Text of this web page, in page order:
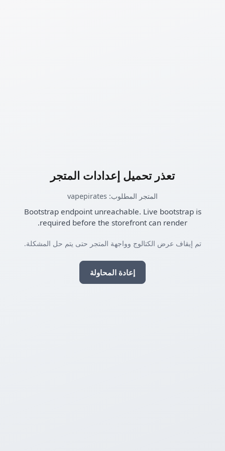
تعذر تحميل إعدادات المتجر
المتجر المطلوب: vapepirates
Bootstrap endpoint unreachable. Live bootstrap is
required before the storefront can render.
تم إيقاف عرض الكتالوج وواجهة المتجر حتى يتم حل المشكلة.
إعادة المحاولة